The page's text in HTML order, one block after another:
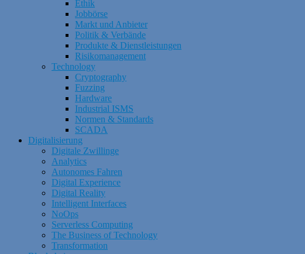
Ethik
Jobbörse
Markt und Anbieter
Politik & Verbände
Produkte & Dienstleistungen
Risikomanagement
Technology
Cryptography
Fuzzing
Hardware
Industrial ISMS
Normen & Standards
SCADA
Digitalisierung
Digitale Zwillinge
Analytics
Autonomes Fahren
Digital Experience
Digital Reality
Intelligent Interfaces
NoOps
Serverless Computing
The Business of Technology
Transformation